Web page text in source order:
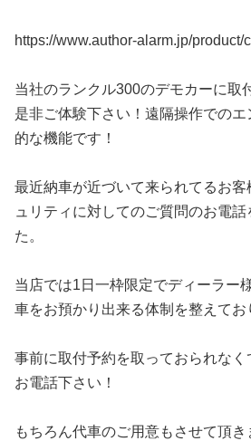
https://www.author-alarm.jp/product/
当社のランクル300のデモカーに取
是非ご体験下さい！遠隔操作での
的な機能です！
最近納車が近づいて来られてるお
ュリティに対してのご質問のお電
た。
当店では1日一枠限定でディーラー
車をお預かり出来る体制を整えてお
事前に取付予約を取っておられな
お電話下さい！
もちろん代車のご用意もさせて頂き